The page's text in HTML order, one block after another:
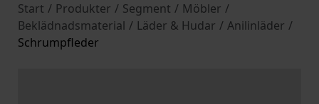
Start / Produkter / Segment / Möbler /
Beklädnadsmaterial / Läder & Hudar / Anilinläder /
Schrumpfleder